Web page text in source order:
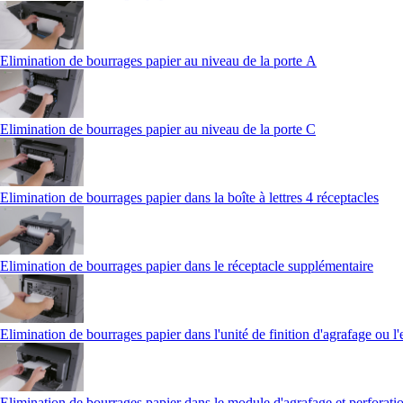
Elimination de bourrages papier au niveau de la porte A
Elimination de bourrages papier au niveau de la porte C
Elimination de bourrages papier dans la boîte à lettres 4 réceptacles
Elimination de bourrages papier dans le réceptacle supplémentaire
Elimination de bourrages papier dans l'unité de finition d'agrafage ou